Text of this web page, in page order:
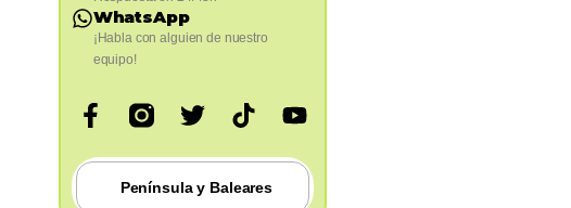
WhatsApp
¡Habla con alguien de nuestro
equipo!
Península y Baleares